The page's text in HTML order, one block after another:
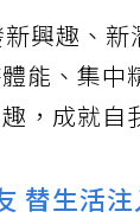
興趣、新
能、集中
，成就自
替生活